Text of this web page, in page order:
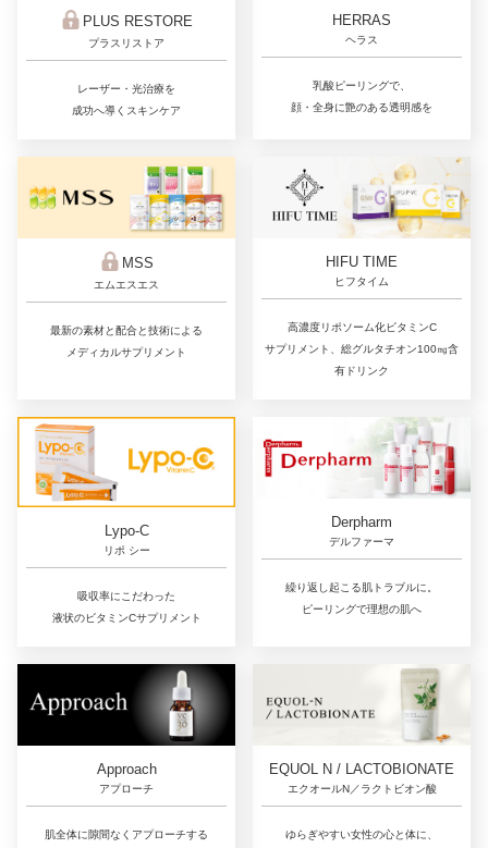
PLUS RESTORE
プラスリストア
レーザー・光治療を
成功へ導くスキンケア
HERRAS
ヘラス
乳酸ピーリングで、
顔・全身に艶のある透明感を
MSS
エムエスエス
最新の素材と配合と技術による
メディカルサプリメント
HIFU TIME
ヒフタイム
高濃度リポソーム化ビタミンC
サプリメント、総グルタチオン100㎎含
有ドリンク
Lypo-C
リポ シー
吸収率にこだわった
液状のビタミンCサプリメント
Derpharm
デルファーマ
繰り返し起こる肌トラブルに。
ピーリングで理想の肌へ
Approach
アプローチ
肌全体に隙間なくアプローチする
EQUOL N / LACTOBIONATE
エクオールN／ラクトビオン酸
ゆらぎやすい女性の心と体に、